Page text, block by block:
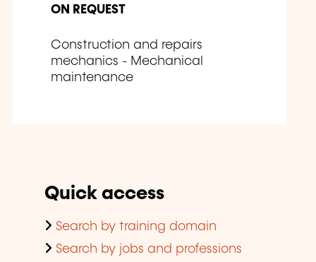
ON REQUEST
Construction and repairs
mechanics - Mechanical
maintenance
Quick access
Search by training domain
Search by jobs and professions